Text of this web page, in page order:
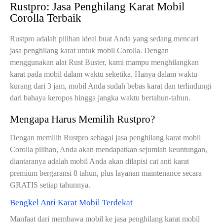
Rustpro: Jasa Penghilang Karat Mobil
Corolla Terbaik
Rustpro adalah pilihan ideal buat Anda yang sedang mencari
jasa penghilang karat untuk mobil Corolla. Dengan
menggunakan alat Rust Buster, kami mampu menghilangkan
karat pada mobil dalam waktu seketika. Hanya dalam waktu
kurang dari 3 jam, mobil Anda sudah bebas karat dan terlindungi
dari bahaya keropos hingga jangka waktu bertahun-tahun.
Mengapa Harus Memilih Rustpro?
Dengan memilih Rustpro sebagai jasa penghilang karat mobil
Corolla pilihan, Anda akan mendapatkan sejumlah keuntungan,
diantaranya adalah mobil Anda akan dilapisi cat anti karat
premium bergaransi 8 tahun, plus layanan maintenance secara
GRATIS setiap tahunnya.
Bengkel Anti Karat Mobil Terdekat
Manfaat dari membawa mobil ke jasa penghilang karat mobil